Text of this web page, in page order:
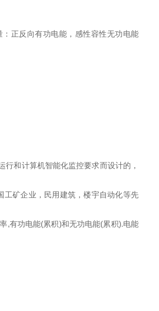
正反向有功电能，感性容性无功电能
和计算机智能化监控要求而设计的，
工矿企业，民用建筑，楼宇自动化等先
,有功电能(累积)和无功电能(累积).电能